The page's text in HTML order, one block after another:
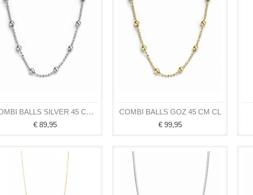
COMBI BALLS SILVER 45 CM CL
€ 89,95
COMBI BALLS GOZ 45 CM CL
€ 99,95